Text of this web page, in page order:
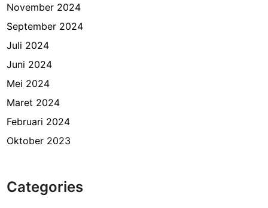
November 2024
September 2024
Juli 2024
Juni 2024
Mei 2024
Maret 2024
Februari 2024
Oktober 2023
Categories